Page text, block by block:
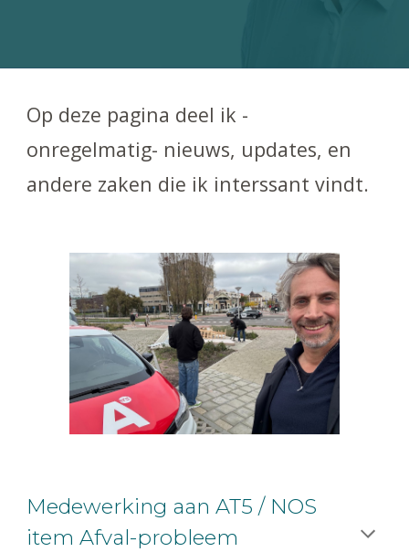
Op deze pagina deel ik -
onregelmatig- nieuws, updates, en
andere zaken die ik interssant vindt.
Medewerking aan AT5 / NOS
item Afval-probleem